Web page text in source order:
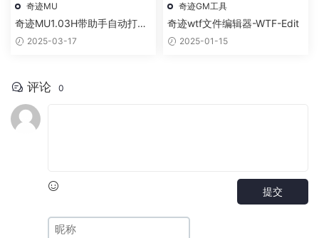
奇迹MU
奇迹MU1.03H带助手自动打怪
捡物2025-03-17
奇迹GM工具
奇迹wtf文件编辑器-WTF-Edit
2025-01-15
评论 0
提交